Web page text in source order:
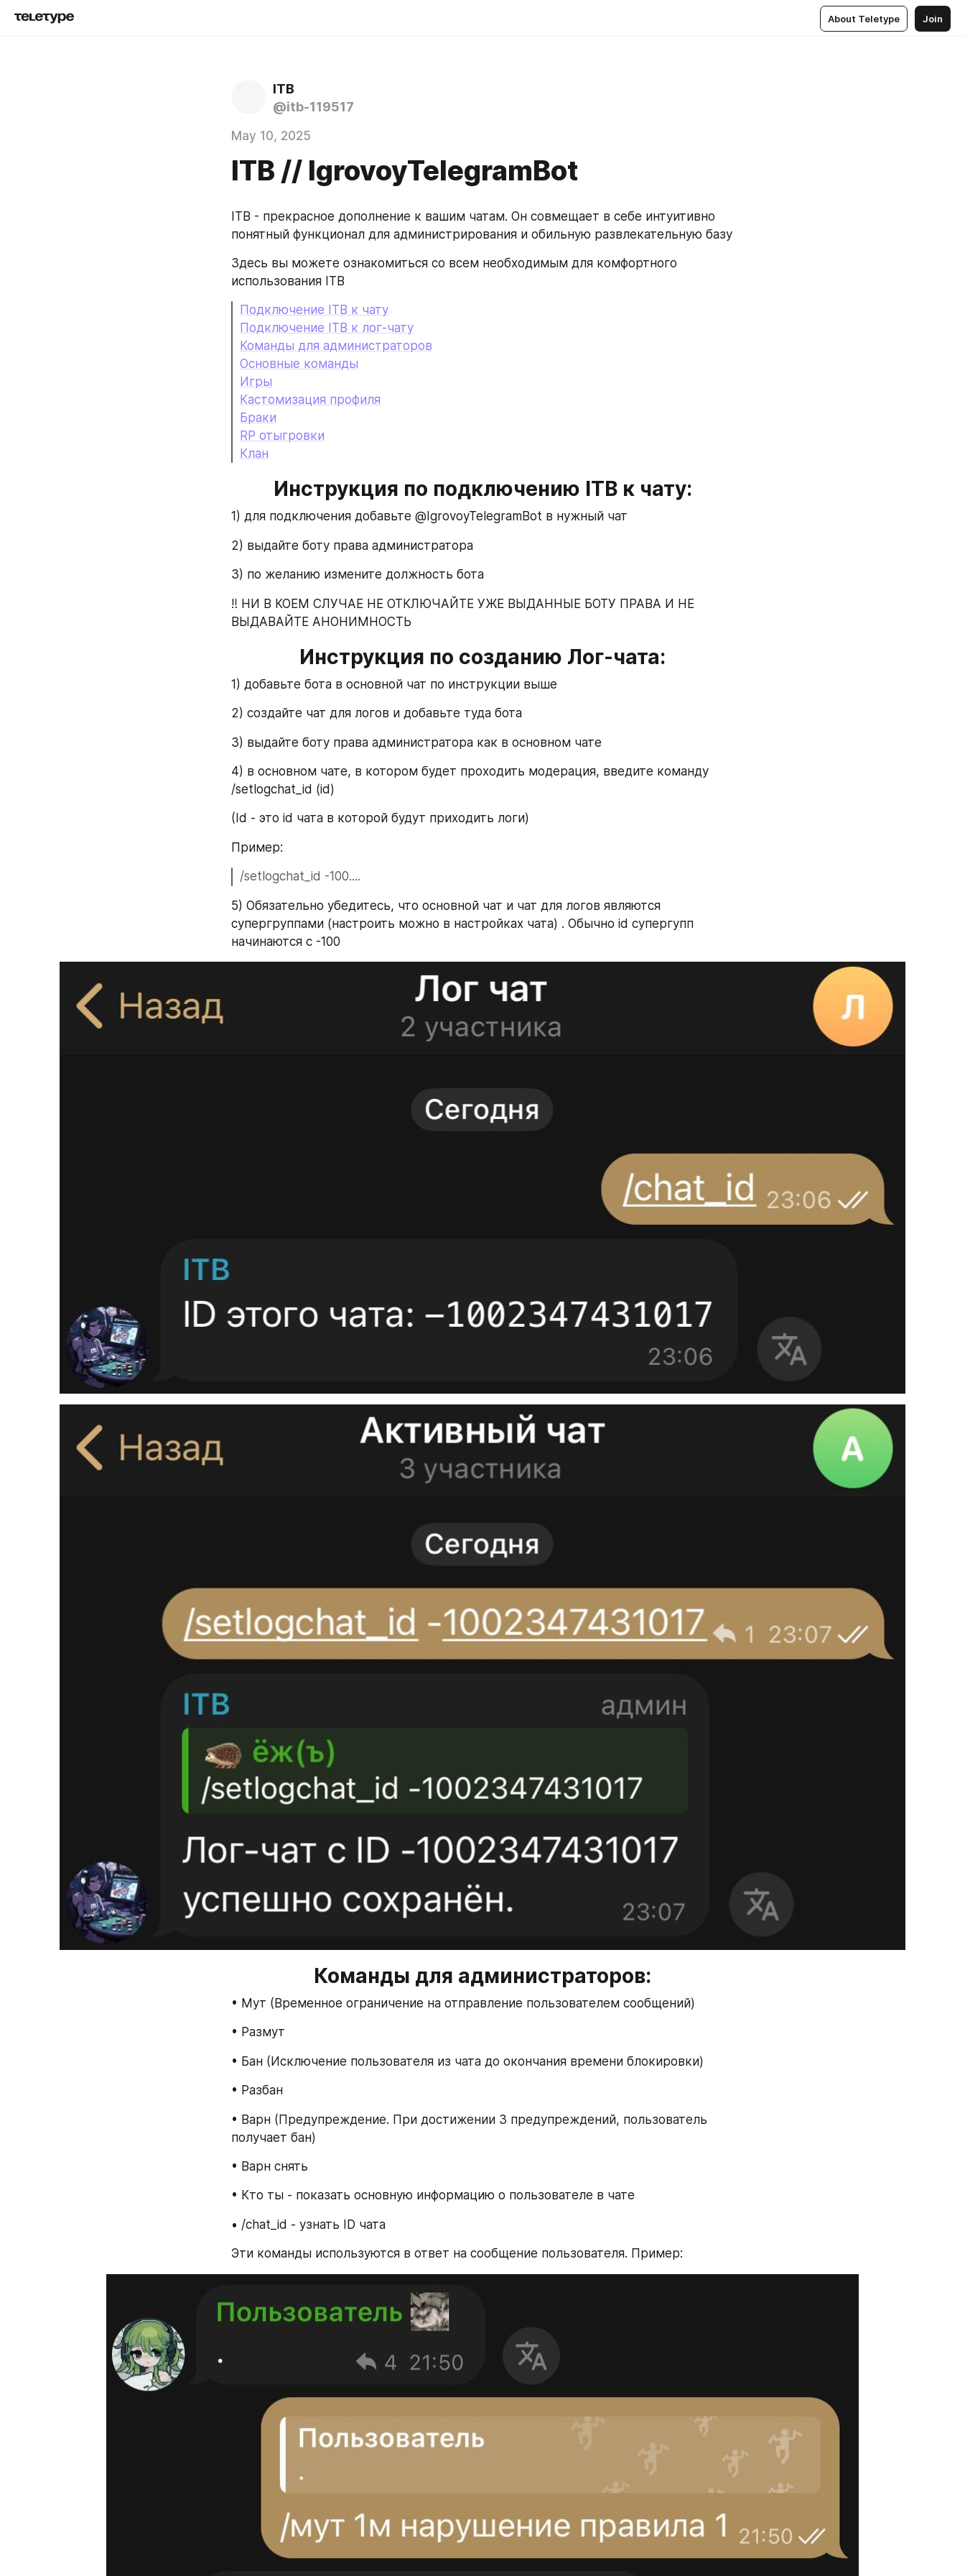
About Teletype Join
ITB
@itb-119517
May 10, 2025
ITB // IgrovoyTelegramBot
ITB - прекрасное дополнение к вашим чатам. Он совмещает в себе интуитивно
понятный функционал для администрирования и обильную развлекательную базу
Здесь вы можете ознакомиться со всем необходимым для комфортного
использования ITB
Подключение ITB к чату
Подключение ITB к лог-чату
Команды для администраторов
Основные команды
Игры
Кастомизация профиля
Браки
RP отыгровки
Клан
Инструкция по подключению ITB к чату:
1) для подключения добавьте @IgrovoyTelegramBot в нужный чат
2) выдайте боту права администратора
3) по желанию измените должность бота
‼️ НИ В КОЕМ СЛУЧАЕ НЕ ОТКЛЮЧАЙТЕ УЖЕ ВЫДАННЫЕ БОТУ ПРАВА И НЕ
ВЫДАВАЙТЕ АНОНИМНОСТЬ
Инструкция по созданию Лог-чата:
1) добавьте бота в основной чат по инструкции выше
2) создайте чат для логов и добавьте туда бота
3) выдайте боту права администратора как в основном чате
4) в основном чате, в котором будет проходить модерация, введите команду
/setlogchat_id (id)
(Id - это id чата в которой будут приходить логи)
Пример:
/setlogchat_id -100....
5) Обязательно убедитесь, что основной чат и чат для логов являются
супергруппами (настроить можно в настройках чата) . Обычно id супергупп
начинаются с -100
Команды для администраторов:
• Мут (Временное ограничение на отправление пользователем сообщений)
• Размут
• Бан (Исключение пользователя из чата до окончания времени блокировки)
• Разбан
• Варн (Предупреждение. При достижении 3 предупреждений, пользователь
получает бан)
• Варн снять
• Кто ты - показать основную информацию о пользователе в чате
• /chat_id - узнать ID чата
Эти команды используются в ответ на сообщение пользователя. Пример: